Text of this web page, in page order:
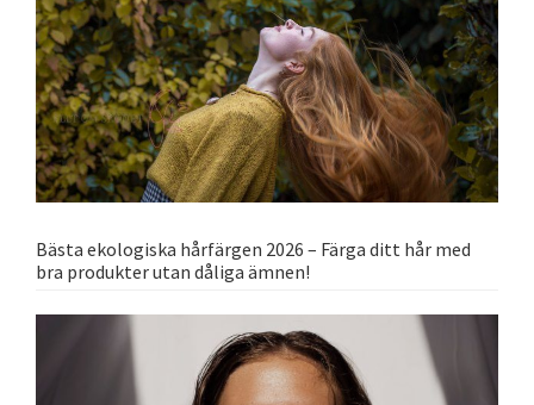
Bästa ekologiska hårfärgen 2026 – Färga ditt hår med
bra produkter utan dåliga ämnen!